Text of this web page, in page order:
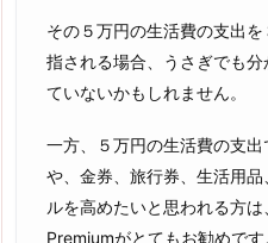
その５万円の生活費の支出
指される場合、うさぎでも
ていないかもしれません。
一方、５万円の生活費の支
や、金券、旅行券、生活用
ルを高めたいと思われる方
Premiumがとてもお勧めです